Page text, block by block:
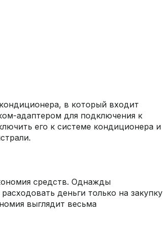
в который входит
адаптером для подключения к
его к системе кондиционера и
средств. Однажды
деньги только на закупку
выглядит весьма